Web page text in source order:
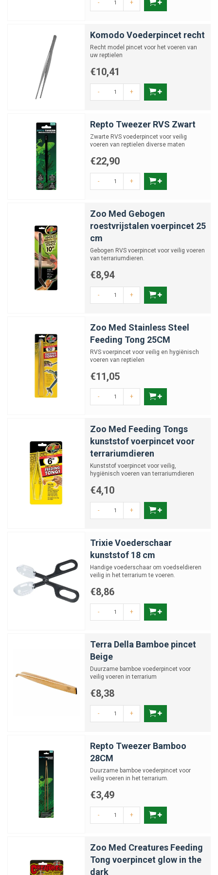
- +
Komodo Voederpincet recht
Recht model pincet voor het voeren van
uw reptielen
€10,41
- +
Repto Tweezer RVS Zwart
Zwarte RVS voederpincet voor veilig
voeren van reptielen diverse maten
€22,90
- +
Zoo Med Gebogen
roestvrijstalen voerpincet 25
cm
Gebogen RVS voerpincet voor veilig voeren
van terrariumdieren.
€8,94
- +
Zoo Med Stainless Steel
Feeding Tong 25CM
RVS voerpincet voor veilig en hygiënisch
voeren van reptielen
€11,05
- +
Zoo Med Feeding Tongs
kunststof voerpincet voor
terrariumdieren
Kunststof voerpincet voor veilig,
hygiënisch voeren van terrariumdieren
€4,10
- +
Trixie Voederschaar
kunststof 18 cm
Handige voederschaar om voedseldieren
veilig in het terrarium te voeren.
€8,86
- +
Terra Della Bamboe pincet
Beige
Duurzame bamboe voederpincet voor
veilig voeren in terrarium
€8,38
- +
Repto Tweezer Bamboo
28CM
Duurzame bamboe voederpincet voor
veilig voeren in het terrarium.
€3,49
- +
Zoo Med Creatures Feeding
Tong voerpincet glow in the
dark